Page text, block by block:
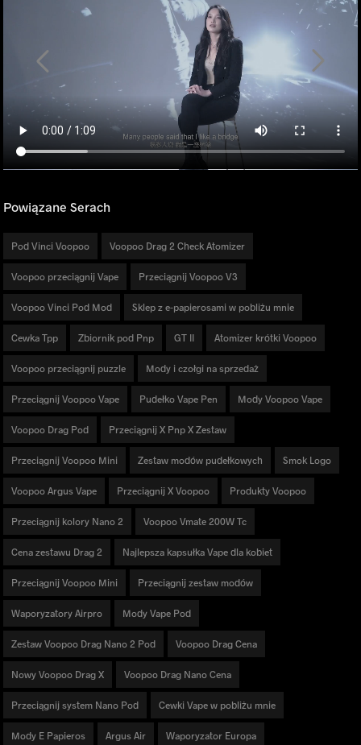
Powiązane Serach
Pod Vinci Voopoo Voopoo Drag 2 Check Atomizer
Voopoo przeciągnij Vape Przeciągnij Voopoo V3
Voopoo Vinci Pod Mod Sklep z e-papierosami w pobliżu mnie
Cewka Tpp Zbiornik pod Pnp GT II Atomizer krótki Voopoo
Voopoo przeciągnij puzzle Mody i czołgi na sprzedaż
Przeciągnij Voopoo Vape Pudełko Vape Pen Mody Voopoo Vape
Voopoo Drag Pod Przeciągnij X Pnp X Zestaw
Przeciągnij Voopoo Mini Zestaw modów pudełkowych Smok Logo
Voopoo Argus Vape Przeciągnij X Voopoo Produkty Voopoo
Przeciągnij kolory Nano 2 Voopoo Vmate 200W Tc
Cena zestawu Drag 2 Najlepsza kapsułka Vape dla kobiet
Przeciągnij Voopoo Mini Przeciągnij zestaw modów
Waporyzatory Airpro Mody Vape Pod
Zestaw Voopoo Drag Nano 2 Pod Voopoo Drag Cena
Nowy Voopoo Drag X Voopoo Drag Nano Cena
Przeciągnij system Nano Pod Cewki Vape w pobliżu mnie
Mody E Papieros Argus Air Waporyzator Europa